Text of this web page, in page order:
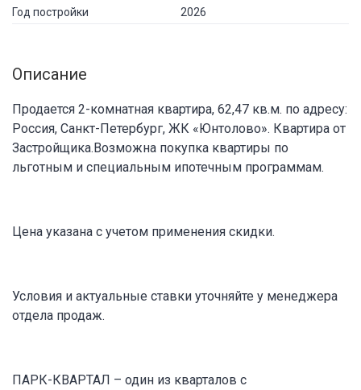
Год постройки 2026
Описание
Продается 2-комнатная квартира, 62,47 кв.м. по адресу:
Россия, Санкт-Петербург, ЖК «Юнтолово». Квартира от
Застройщика.Возможна покупка квартиры по
льготным и специальным ипотечным программам.
Цена указана с учетом применения скидки.
Условия и актуальные ставки уточняйте у менеджера
отдела продаж.
ПАРК-КВАРТАЛ – один из кварталов с